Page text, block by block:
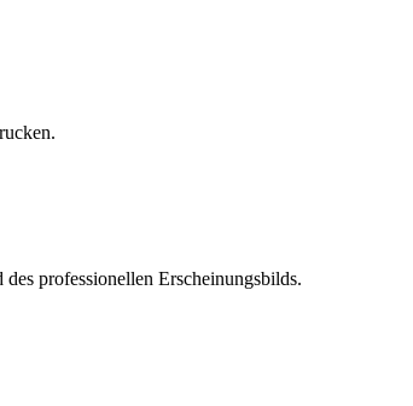
professionellen Erscheinungsbilds.